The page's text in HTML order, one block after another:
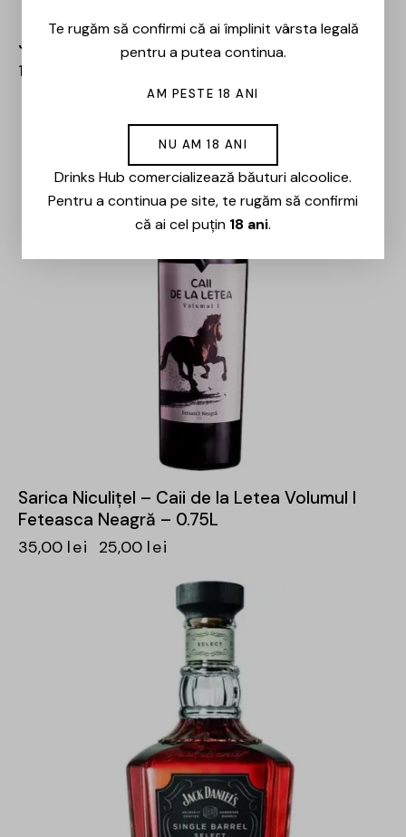
Jack Daniel’s – Whiskey – 0.7L
120,00
Sarica Niculițel – Caii de la Letea Volumul I
Feteasca Neagră – 0.75L
35,00 lei 25,00 lei
Te rugăm să confirmi că ai împlinit vârsta legală
pentru a putea continua.
AM PESTE 18 ANI
NU AM 18 ANI
Drinks Hub comercializează băuturi alcoolice.
Pentru a continua pe site, te rugăm să confirmi
că ai cel puțin 18 ani.